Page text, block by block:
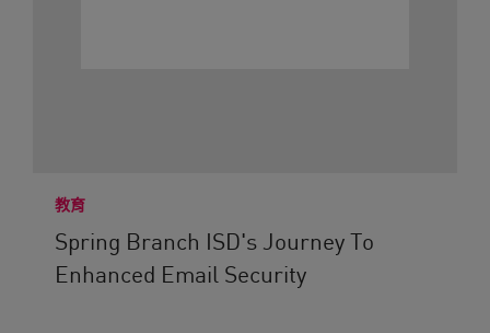
教育
Spring Branch ISD's Journey To
Enhanced Email Security